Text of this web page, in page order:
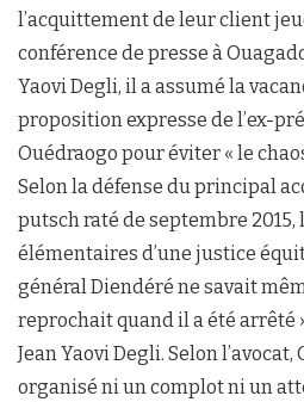
l’acquittement de leur client
conférence de presse à
Yaovi Degli, il a assumé la
proposition expresse de l’ex-
Ouédraogo pour éviter « le
Selon la défense du principal
putsch raté de septembre
élémentaires d’une justice
général Diendéré ne savait
reprochait quand il a été arrêté
Jean Yaovi Degli. Selon
organisé ni un complot ni un